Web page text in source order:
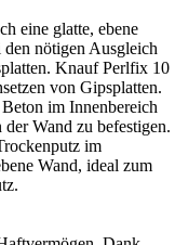
eine glatte, ebene
den nötigen Ausgleich
Knauf Perlfix 10
von Gipsplatten.
im Innenbereich
Wand zu befestigen.
im
Wand, ideal zum